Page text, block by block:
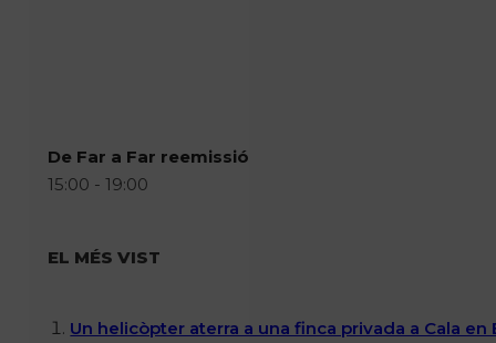
De Far a Far reemissió
15:00 - 19:00
EL MÉS VIST
Un helicòpter aterra a una finca privada a Cala